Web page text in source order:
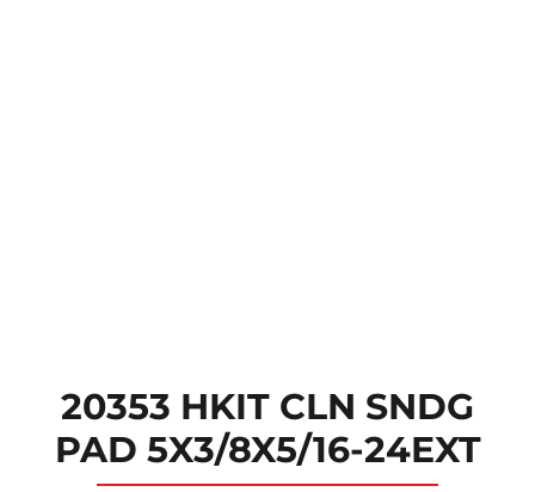
20353 HKIT CLN SNDG
PAD 5X3/8X5/16-24EXT